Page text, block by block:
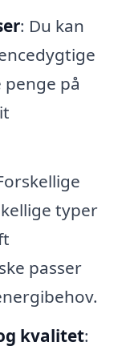
: Du kan
på
typer
passer
kvalitet: